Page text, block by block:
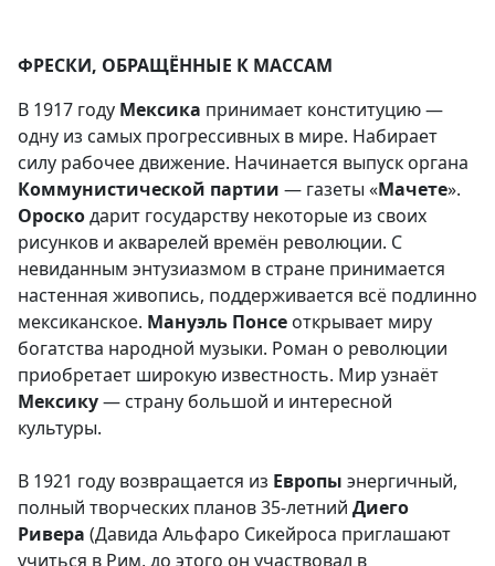
ФРЕСКИ, ОБРАЩЁННЫЕ К МАССАМ
В 1917 году Мексика принимает конституцию —
одну из самых прогрессивных в мире. Набирает
силу рабочее движение. Начинается выпуск органа
Коммунистической партии — газеты «Мачете».
Ороскодарит государству некоторые из своих
рисунков и акварелей времён революции. С
невиданным энтузиазмом в стране принимается
настенная живопись, поддерживается всё подлинно
мексиканское. Мануэль Понсе открывает миру
богатства народной музыки. Роман о революции
приобретает широкую известность. Мир узнаёт
Мексику— страну большой и интересной
культуры.
В 1921 году возвращается из Европы энергичный,
полный творческих планов 35-летний Диего
Ривера (Давида Альфаро Сикейроса приглашают
учиться в Рим, до этого он участвовал в